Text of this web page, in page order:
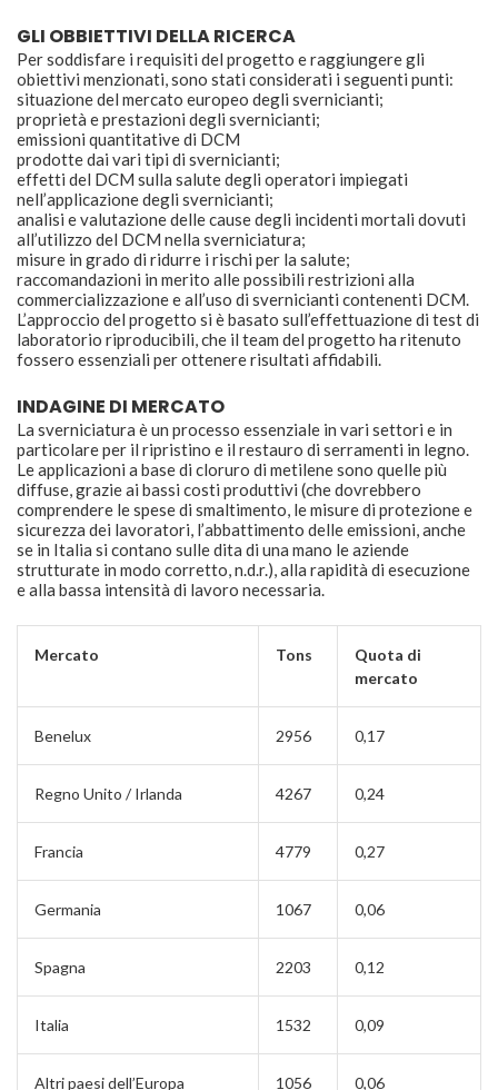
GLI OBBIETTIVI DELLA RICERCA
Per soddisfare i requisiti del progetto e raggiungere gli
obiettivi menzionati, sono stati considerati i seguenti punti:
situazione del mercato europeo degli svernicianti;
proprietà e prestazioni degli svernicianti;
emissioni quantitative di DCM
prodotte dai vari tipi di svernicianti;
effetti del DCM sulla salute degli operatori impiegati
nell’applicazione degli svernicianti;
analisi e valutazione delle cause degli incidenti mortali dovuti
all’utilizzo del DCM nella sverniciatura;
misure in grado di ridurre i rischi per la salute;
raccomandazioni in merito alle possibili restrizioni alla
commercializzazione e all’uso di svernicianti contenenti DCM.
L’approccio del progetto si è basato sull’effettuazione di test di
laboratorio riproducibili, che il team del progetto ha ritenuto
fossero essenziali per ottenere risultati affidabili.
INDAGINE DI MERCATO
La sverniciatura è un processo essenziale in vari settori e in
particolare per il ripristino e il restauro di serramenti in legno.
Le applicazioni a base di cloruro di metilene sono quelle più
diffuse, grazie ai bassi costi produttivi (che dovrebbero
comprendere le spese di smaltimento, le misure di protezione e
sicurezza dei lavoratori, l’abbattimento delle emissioni, anche
se in Italia si contano sulle dita di una mano le aziende
strutturate in modo corretto, n.d.r.), alla rapidità di esecuzione
e alla bassa intensità di lavoro necessaria.
Mercato Tons
Quota di
mercato
Benelux 2956 0,17
Regno Unito / Irlanda 4267 0,24
Francia 4779 0,27
Germania 1067 0,06
Spagna 2203 0,12
Italia 1532 0,09
Altri paesi dell’Europa 1056 0,06